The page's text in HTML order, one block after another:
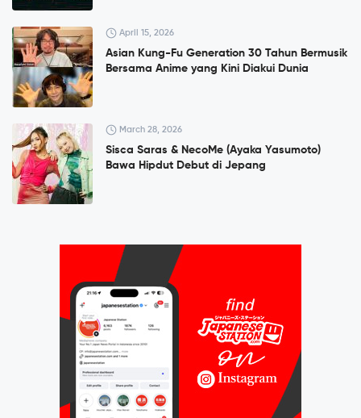
April 15, 2026
Asian Kung-Fu Generation 30 Tahun Bermusik
Bersama Anime yang Kini Diakui Dunia
March 28, 2026
Sisca Saras & NecoMe (Ayaka Yasumoto)
Bawa Hipdut Debut di Jepang